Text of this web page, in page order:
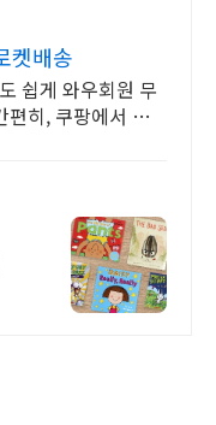
켓배송
쉽게 와우회원 무
편히, 쿠팡에서 재